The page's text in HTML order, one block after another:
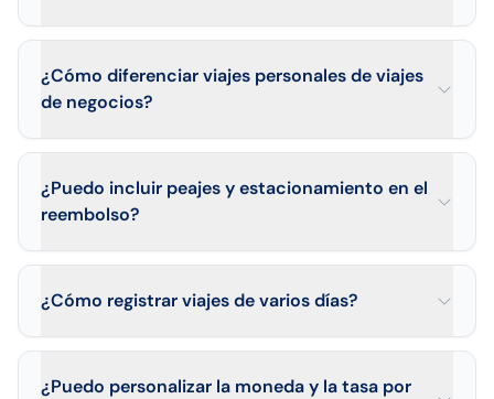
¿Cómo diferenciar viajes personales de viajes
de negocios?
¿Puedo incluir peajes y estacionamiento en el
reembolso?
¿Cómo registrar viajes de varios días?
¿Puedo personalizar la moneda y la tasa por